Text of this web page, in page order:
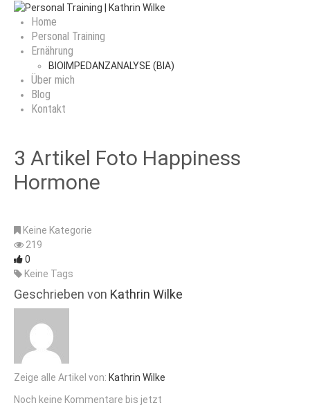
Home
Personal Training
Ernährung
BIOIMPEDANZANALYSE (BIA)
Über mich
Blog
Kontakt
3 Artikel Foto Happiness
Hormone
Keine Kategorie
219
0
Keine Tags
Geschrieben von Kathrin Wilke
Zeige alle Artikel von: Kathrin Wilke
Noch keine Kommentare bis jetzt